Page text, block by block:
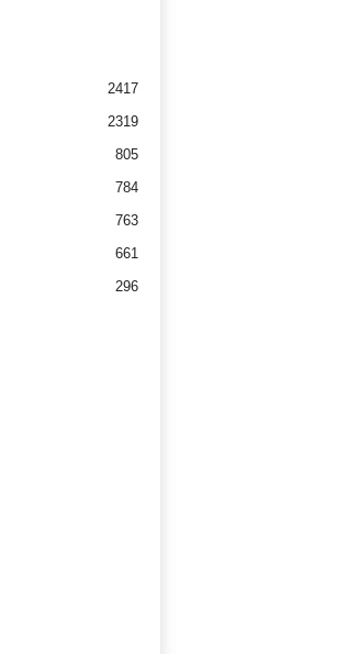
2417
2319
805
784
763
661
296